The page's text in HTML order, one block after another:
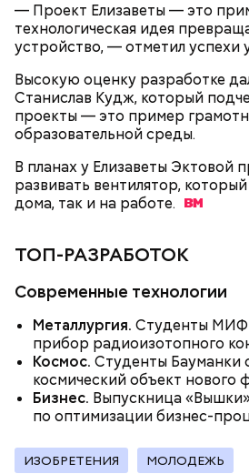
— Проект Елизаветы — это
технологическая идея
устройство, — отметил успехи
Высокую оценку разработке
Станислав Кудж, который
проекты — это пример
образовательной среды.
В планах у Елизаветы Эктовой
развивать вентилятор,
дома, так и на работе.
ТОП-РАЗРАБОТОК
Современные технологии
Металлургия. Студенты
прибор радиоизотопного
Космос. Студенты Бауманки
космический объект нового
Бизнес. Выпускница
по оптимизации бизнес-
ИЗОБРЕТЕНИЯ МОЛОДЕЖЬ
25–30 минут.